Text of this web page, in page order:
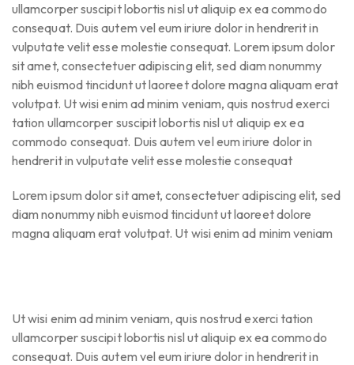
ullamcorper suscipit lobortis nisl ut aliquip ex ea commodo
consequat. Duis autem vel eum iriure dolor in hendrerit in
vulputate velit esse molestie consequat. Lorem ipsum dolor
sit amet, consectetuer adipiscing elit, sed diam nonummy
nibh euismod tincidunt ut laoreet dolore magna aliquam erat
volutpat. Ut wisi enim ad minim veniam, quis nostrud exerci
tation ullamcorper suscipit lobortis nisl ut aliquip ex ea
commodo consequat. Duis autem vel eum iriure dolor in
hendrerit in vulputate velit esse molestie consequat
Lorem ipsum dolor sit amet, consectetuer adipiscing elit, sed
diam nonummy nibh euismod tincidunt ut laoreet dolore
magna aliquam erat volutpat. Ut wisi enim ad minim veniam
Ut wisi enim ad minim veniam, quis nostrud exerci tation
ullamcorper suscipit lobortis nisl ut aliquip ex ea commodo
consequat. Duis autem vel eum iriure dolor in hendrerit in